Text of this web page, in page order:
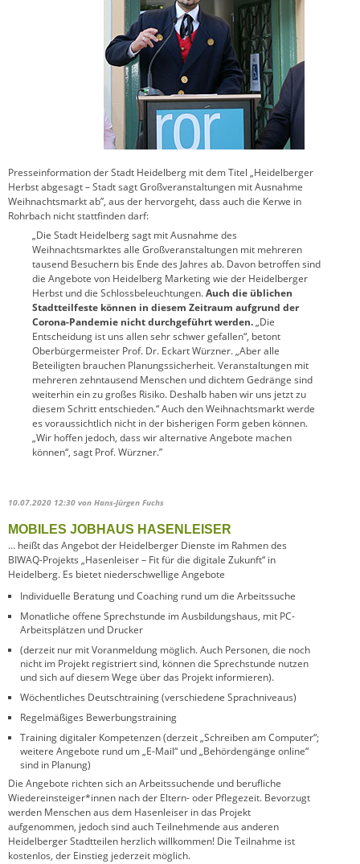
Presseinformation der Stadt Heidelberg mit dem Titel „Heidelberger
Herbst abgesagt – Stadt sagt Großveranstaltungen mit Ausnahme
Weihnachtsmarkt ab”, aus der hervorgeht, dass auch die Kerwe in
Rohrbach nicht stattfinden darf:
„Die Stadt Heidelberg sagt mit Ausnahme des
Weihnachtsmarktes alle Großveranstaltungen mit mehreren
tausend Besuchern bis Ende des Jahres ab. Davon betroffen sind
die Angebote von Heidelberg Marketing wie der Heidelberger
Herbst und die Schlossbeleuchtungen.Auch die üblichen
Stadtteilfeste können in diesem Zeitraum aufgrund der
Corona-Pandemie nicht durchgeführt werden.„Die
Entscheidung ist uns allen sehr schwer gefallen“, betont
Oberbürgermeister Prof. Dr. Eckart Würzner. „Aber alle
Beteiligten brauchen Planungssicherheit. Veranstaltungen mit
mehreren zehntausend Menschen und dichtem Gedränge sind
weiterhin ein zu großes Risiko. Deshalb haben wir uns jetzt zu
diesem Schritt entschieden.“ Auch den Weihnachtsmarkt werde
es voraussichtlich nicht in der bisherigen Form geben können.
„Wir hoffen jedoch, dass wir alternative Angebote machen
können“, sagt Prof. Würzner.”
10.07.2020 12:30 von Hans-Jürgen Fuchs
MOBILES JOBHAUS HASENLEISER
… heißt das Angebot der Heidelberger Dienste im Rahmen des
BIWAQ-Projekts „Hasenleiser – Fit für die digitale Zukunft“ in
Heidelberg. Es bietet niederschwellige Angebote
Individuelle Beratung und Coaching rund um die Arbeitssuche
Monatliche offene Sprechstunde im Ausbildungshaus, mit PC-
Arbeitsplätzen und Drucker
(derzeit nur mit Voranmeldung möglich. Auch Personen, die noch
nicht im Projekt registriert sind, können die Sprechstunde nutzen
und sich auf diesem Wege über das Projekt informieren).
Wöchentliches Deutschtraining (verschiedene Sprachniveaus)
Regelmäßiges Bewerbungstraining
Training digitaler Kompetenzen (derzeit „Schreiben am Computer“;
weitere Angebote rund um „E-Mail“ und „Behördengänge online“
sind in Planung)
Die Angebote richten sich an Arbeitssuchende und berufliche
Wiedereinsteiger*innen nach der Eltern- oder Pflegezeit. Bevorzugt
werden Menschen aus dem Hasenleiser in das Projekt
aufgenommen, jedoch sind auch Teilnehmende aus anderen
Heidelberger Stadtteilen herzlich willkommen! Die Teilnahme ist
kostenlos, der Einstieg jederzeit möglich.